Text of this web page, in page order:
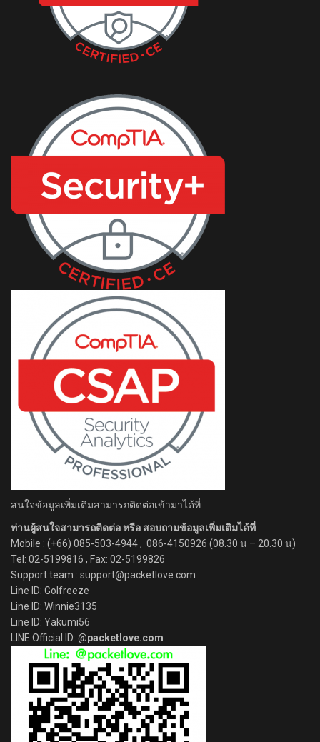
สนใจข้อมูลเพิ่มเติมสามารถติดต่อเข้ามาได้ที่
ท่านผู้สนใจสามารถติดต่อ หรือ สอบถามข้อมูลเพิ่มเติมได้ที่
Mobile : (+66) 085-503-4944 , 086-4150926 (08.30 น – 20.30 น)
Tel: 02-5199816 , Fax: 02-5199826
Support team : support@packetlove.com
Line ID: Golfreeze
Line ID: Winnie3135
Line ID: Yakumi56
LINE Official ID: @packetlove.com